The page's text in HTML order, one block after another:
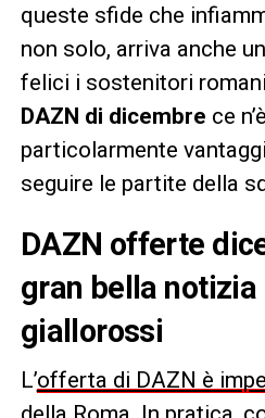
queste sfide che
non solo, arriva anche
felici i sostenitori
DAZN di dicembre ce
particolarmente
seguire le partite della
DAZN offerte
gran bella
giallorossi
L’offerta di DAZN è